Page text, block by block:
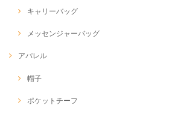
キャリーバッグ
メッセンジャーバッグ
アパレル
帽子
ポケットチーフ